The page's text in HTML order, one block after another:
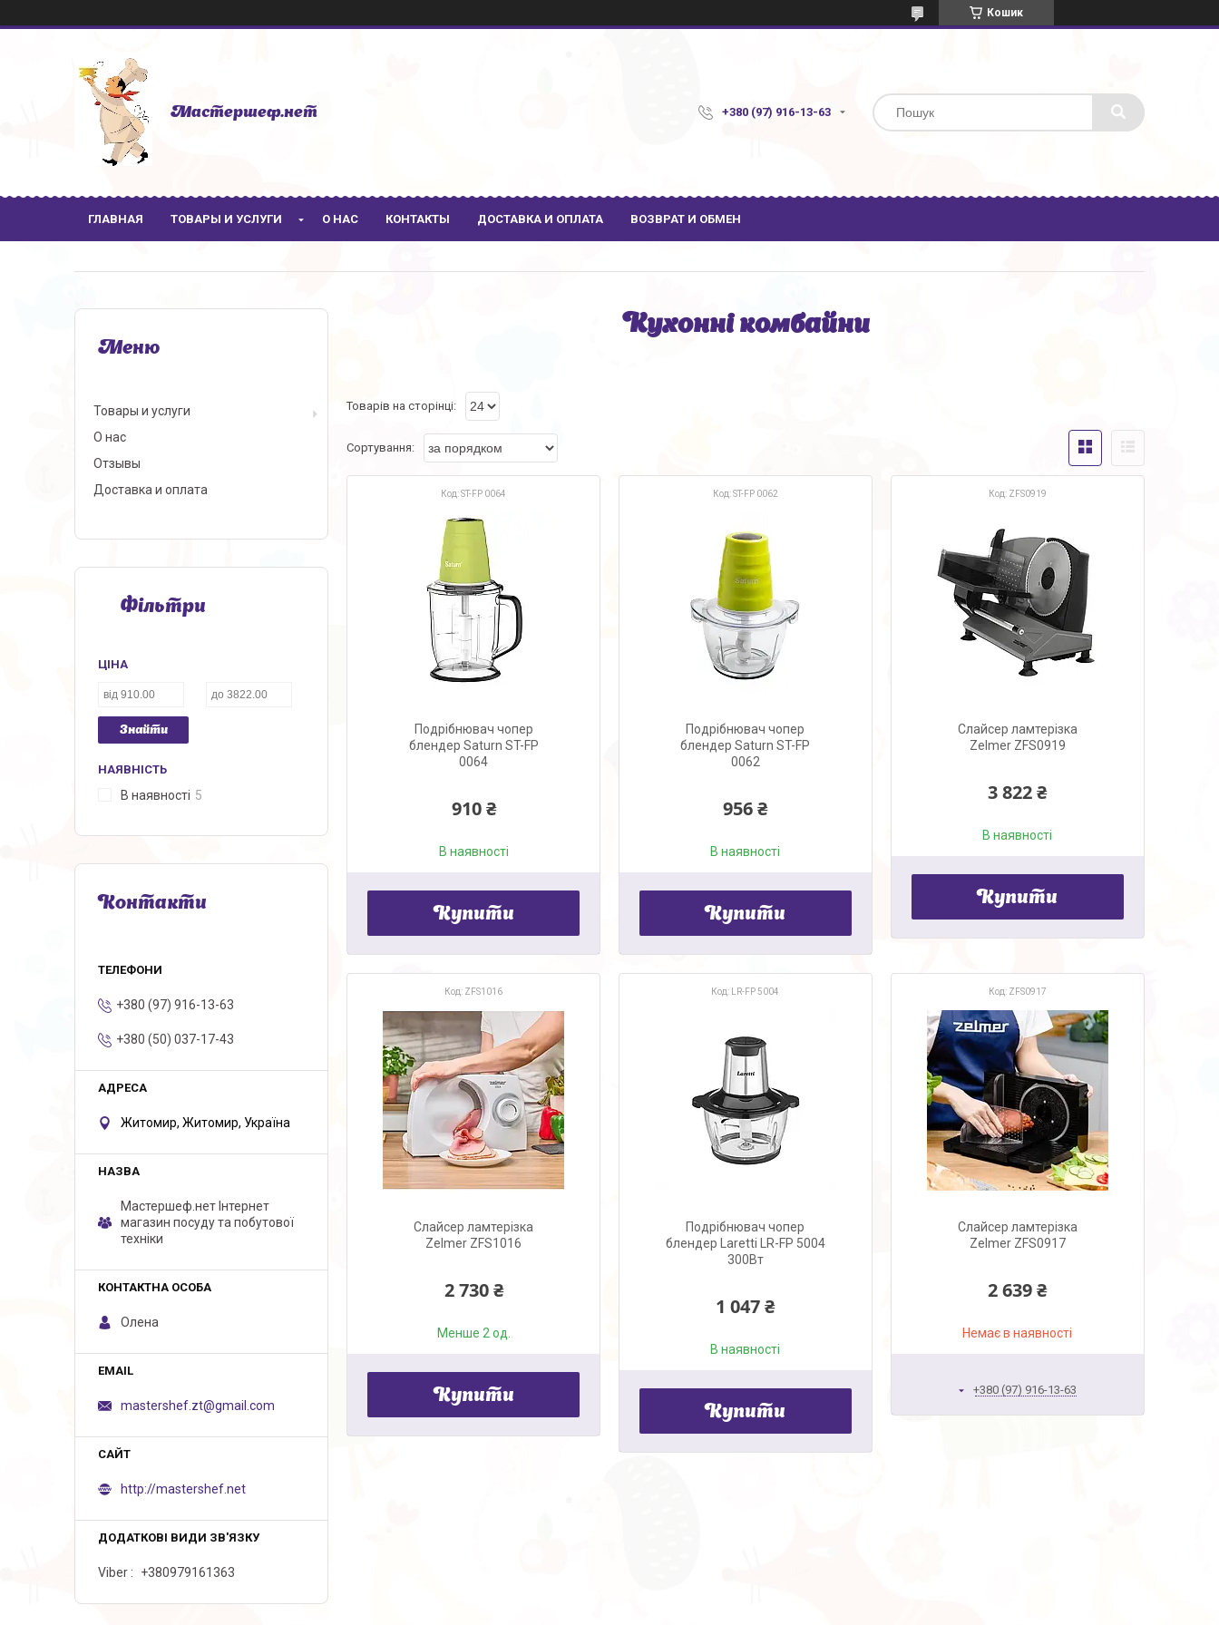
Кошик
Мастершеф.нет +380 (97) 916-13-63
ГЛАВНАЯ ТОВАРЫ И УСЛУГИ О НАС КОНТАКТЫ ДОСТАВКА И ОПЛАТА ВОЗВРАТ И ОБМЕН
Кухонні комбайни
ST-FP 0064
Подрібнювач чопер
блендер Saturn ST-FP
0064
910 ₴
В наявності
Купити
ST-FP 0062
Подрібнювач чопер
блендер Saturn ST-FP
0062
956 ₴
В наявності
Купити
ZFS0919
Слайсер ламтерізка
Zelmer ZFS0919
3 822 ₴
В наявності
Купити
ZFS1016
Слайсер ламтерізка
Zelmer ZFS1016
2 730 ₴
Менше 2 од.
Купити
LR-FP 5004
Подрібнювач чопер
блендер Laretti LR-FP 5004
300Вт
1 047 ₴
В наявності
Купити
ZFS0917
Слайсер ламтерізка
Zelmer ZFS0917
2 639 ₴
Немає в наявності
+380 (97) 916-13-63
Товары и услуги
О нас
Отзывы
Доставка и оплата
Фільтри
ЦІНА
Знайти
НАЯВНІСТЬ
В наявності 5
Контакти
+380 (97) 916-13-63
+380 (50) 037-17-43
Житомир, Житомир, Україна
Мастершеф.нет Iнтернет
магазин посуду та побутової
техніки
Олена
mastershef.zt@gmail.com
http://mastershef.net
Viber +380979161363